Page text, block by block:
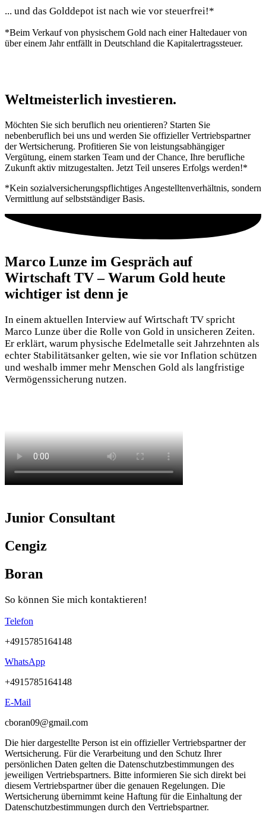
... und das Golddepot ist nach wie vor steuerfrei!*
*Beim Verkauf von physischem Gold nach einer Haltedauer von
über einem Jahr entfällt in Deutschland die Kapitalertragssteuer.
Weltmeisterlich investieren.
Möchten Sie sich beruflich neu orientieren? Starten Sie
nebenberuflich bei uns und werden Sie offizieller Vertriebspartner
der Wertsicherung. Profitieren Sie von leistungsabhängiger
Vergütung, einem starken Team und der Chance, Ihre berufliche
Zukunft aktiv mitzugestalten. Jetzt Teil unseres Erfolgs werden!*
*Kein sozialversicherungspflichtiges Angestelltenverhältnis, sondern
Vermittlung auf selbstständiger Basis.
Marco Lunze im Gespräch auf
Wirtschaft TV – Warum Gold heute
wichtiger ist denn je
In einem aktuellen Interview auf Wirtschaft TV spricht
Marco Lunze über die Rolle von Gold in unsicheren Zeiten.
Er erklärt, warum physische Edelmetalle seit Jahrzehnten als
echter Stabilitätsanker gelten, wie sie vor Inflation schützen
und weshalb immer mehr Menschen Gold als langfristige
Vermögenssicherung nutzen.
Junior Consultant
Cengiz
Boran
So können Sie mich kontaktieren!
Telefon
+4915785164148
WhatsApp
+4915785164148
E-Mail
cboran09@gmail.com
Die hier dargestellte Person ist ein offizieller Vertriebspartner der
Wertsicherung. Für die Verarbeitung und den Schutz Ihrer
persönlichen Daten gelten die Datenschutzbestimmungen des
jeweiligen Vertriebspartners. Bitte informieren Sie sich direkt bei
diesem Vertriebspartner über die genauen Regelungen. Die
Wertsicherung übernimmt keine Haftung für die Einhaltung der
Datenschutzbestimmungen durch den Vertriebspartner.